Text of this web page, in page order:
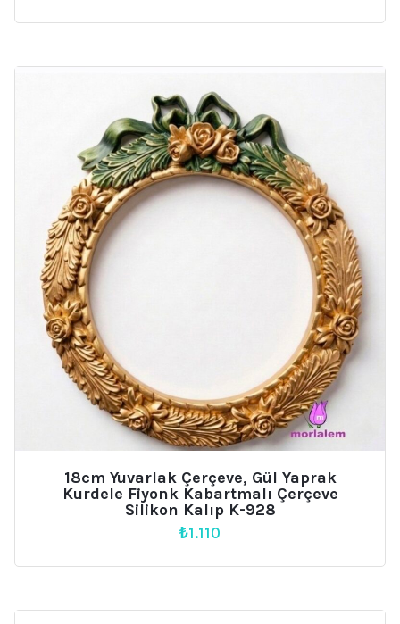
₺9.120. fiyat:
18cm Yuvarlak Çerçeve, Gül Yaprak
Kurdele Fiyonk Kabartmalı Çerçeve
Silikon Kalıp K-928
₺1.110